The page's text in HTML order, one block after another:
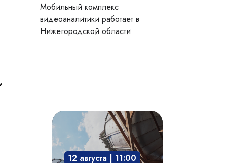
Мобильный комплекс
видеоаналитики работает в
Нижегородской области
Взрывозащита
технологического
оборудования:
защита12 августа | 11:00